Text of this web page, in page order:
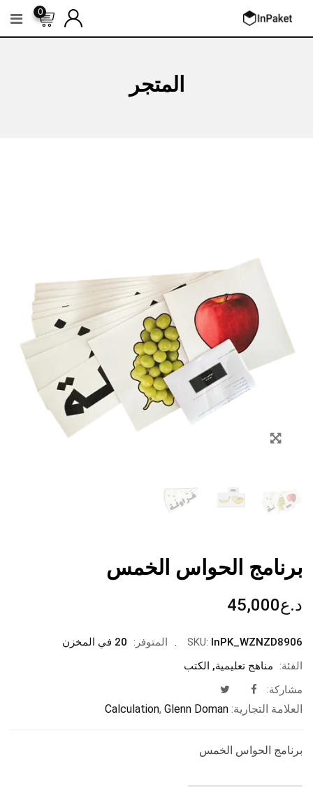
0
المتجر
Zoom
برنامج الحواس الخمس
د.ع45,000
SKU: InPK_WZNZD8906 المتوفر:
20 في المخزن
الفئة:
مناهج تعليمية, الكتب
مشاركة:
العلامة التجارية: Calculation, Glenn Doman
برنامج الحواس الخمس